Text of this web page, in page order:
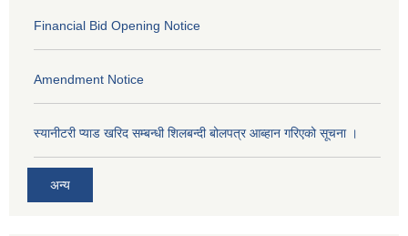
Financial Bid Opening Notice
Amendment Notice
स्यानीटरी प्याड खरिद सम्बन्धी शिलबन्दी बोलपत्र आब्हान गरिएको सूचना ।
अन्य